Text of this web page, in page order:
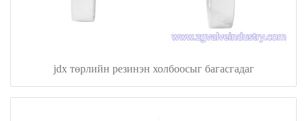
jdx төрлийн резинэн холбоосыг багасгадаг